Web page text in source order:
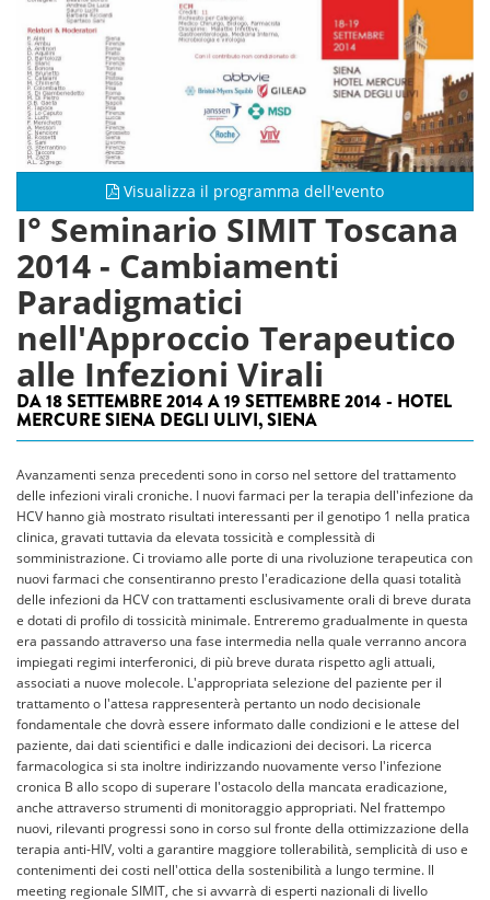
Visualizza il programma dell'evento
I° Seminario SIMIT Toscana
2014 - Cambiamenti
Paradigmatici
nell'Approccio Terapeutico
alle Infezioni Virali
DA 18 SETTEMBRE 2014 A 19 SETTEMBRE 2014 - HOTEL
MERCURE SIENA DEGLI ULIVI, SIENA
Avanzamenti senza precedenti sono in corso nel settore del trattamento
delle infezioni virali croniche. I nuovi farmaci per la terapia dell'infezione da
HCV hanno già mostrato risultati interessanti per il genotipo 1 nella pratica
clinica, gravati tuttavia da elevata tossicità e complessità di
somministrazione. Ci troviamo alle porte di una rivoluzione terapeutica con
nuovi farmaci che consentiranno presto l'eradicazione della quasi totalità
delle infezioni da HCV con trattamenti esclusivamente orali di breve durata
e dotati di profilo di tossicità minimale. Entreremo gradualmente in questa
era passando attraverso una fase intermedia nella quale verranno ancora
impiegati regimi interferonici, di più breve durata rispetto agli attuali,
associati a nuove molecole. L'appropriata selezione del paziente per il
trattamento o l'attesa rappresenterà pertanto un nodo decisionale
fondamentale che dovrà essere informato dalle condizioni e le attese del
paziente, dai dati scientifici e dalle indicazioni dei decisori. La ricerca
farmacologica si sta inoltre indirizzando nuovamente verso l'infezione
cronica B allo scopo di superare l'ostacolo della mancata eradicazione,
anche attraverso strumenti di monitoraggio appropriati. Nel frattempo
nuovi, rilevanti progressi sono in corso sul fronte della ottimizzazione della
terapia anti-HIV, volti a garantire maggiore tollerabilità, semplicità di uso e
contenimenti dei costi nell'ottica della sostenibilità a lungo termine. Il
meeting regionale SIMIT, che si avvarrà di esperti nazionali di livello